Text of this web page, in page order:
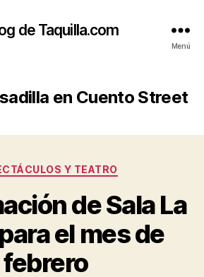
de Taquilla.com
Menú
en Cuento Street
Categorías
Y TEATRO
de Sala La
el mes de
febrero